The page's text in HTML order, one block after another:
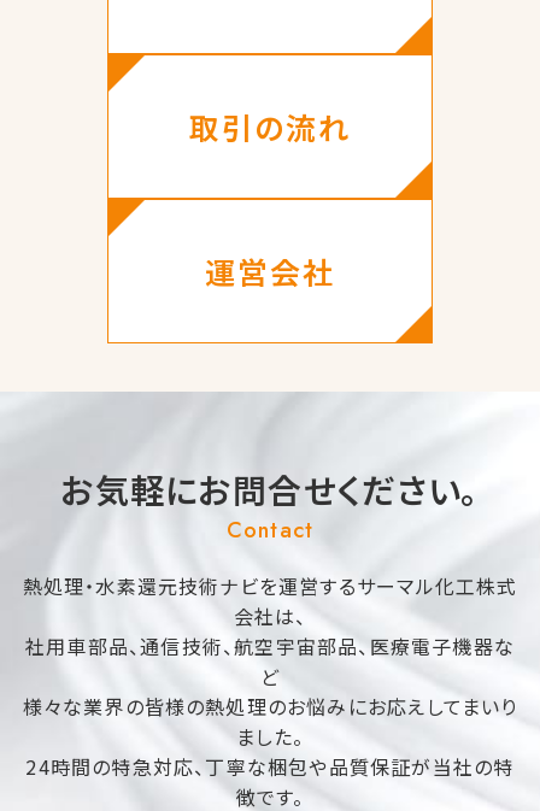
取引の流れ
運営会社
お気軽にお問合せください。
Contact
熱処理・水素還元技術ナビを運営するサーマル化工株式
会社は、
社用車部品、通信技術、航空宇宙部品、医療電子機器な
ど
様々な業界の皆様の熱処理のお悩みにお応えしてまいり
ました。
24時間の特急対応、丁寧な梱包や品質保証が当社の特
徴です。